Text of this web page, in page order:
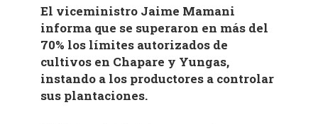
El viceministro Jaime Mamani
informa que se superaron en más del
70% los límites autorizados de
cultivos en Chapare y Yungas,
instando a los productores a controlar
sus plantaciones.